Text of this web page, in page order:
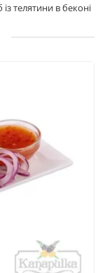
із телятини в беконі